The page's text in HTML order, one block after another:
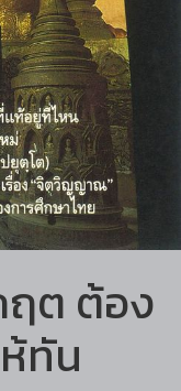
ฤต ต้อง
ทัน